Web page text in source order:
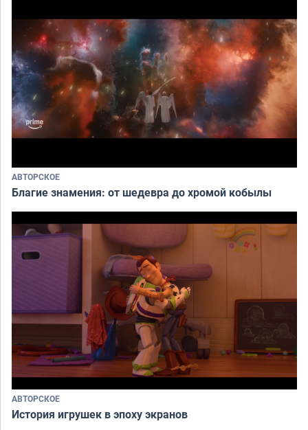
АВТОРСКОЕ
Благие знамения: от шедевра до хромой кобылы
АВТОРСКОЕ
История игрушек в эпоху экранов